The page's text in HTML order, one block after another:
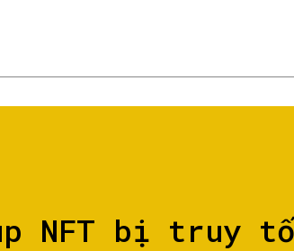
NFT bị truy